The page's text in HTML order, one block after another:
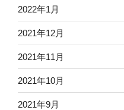
2022年1月
2021年12月
2021年11月
2021年10月
2021年9月